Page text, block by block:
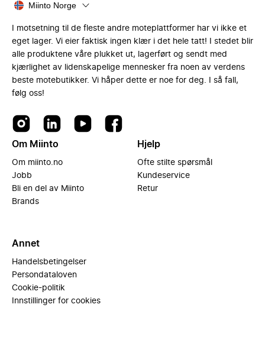
Miinto Norge
I motsetning til de fleste andre moteplattformer har vi ikke et
eget lager. Vi eier faktisk ingen klær i det hele tatt! I stedet blir
alle produktene våre plukket ut, lagerført og sendt med
kjærlighet av lidenskapelige mennesker fra noen av verdens
beste motebutikker. Vi håper dette er noe for deg. I så fall,
følg oss!
Om Miinto
Om miinto.no
Jobb
Bli en del av Miinto
Brands
Hjelp
Ofte stilte spørsmål
Kundeservice
Retur
Annet
Handelsbetingelser
Persondataloven
Cookie-politik
Innstillinger for cookies